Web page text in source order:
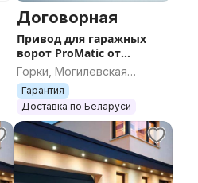
Договорная
Привод для гаражных
ворот ProMatic от
Hörmann
Горки, Могилевская
область
Гарантия
Доставка по Беларуси